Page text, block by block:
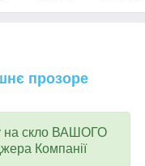
прозоре
на скло ВАШОГО
Компанії